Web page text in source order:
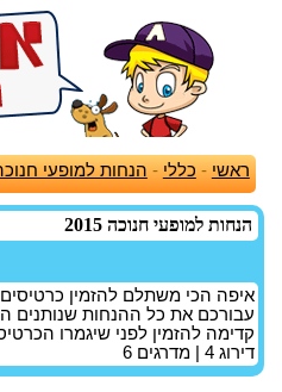
ראשי - כללי - הנחות למופעי חנוכה
הנחות למופעי חנוכה 2015
איפה הכי משתלם להזמין
עבורכם את כל ההנחות שנותנים
קדימה להזמין לפני שיגמרו
דירוג 4 | מדרגים 6